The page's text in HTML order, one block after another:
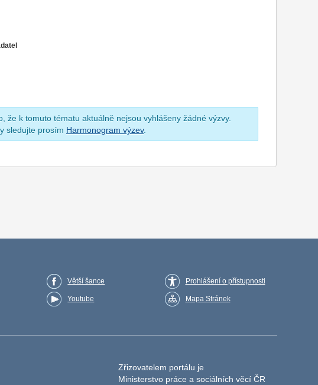
že k tomuto tématu aktuálně nejsou vyhlášeny žádné výzvy.
sledujte prosím Harmonogram výzev.
Větší šance
Youtube
Prohlášení o přístupnosti
Mapa Stránek
Zřizovatelem portálu je
Ministerstvo práce a sociálních věcí ČR